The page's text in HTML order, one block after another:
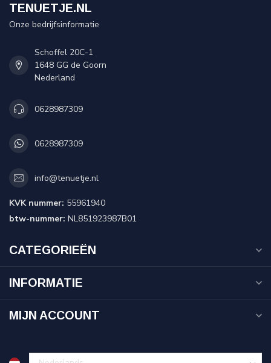
TENUETJE.NL
Onze bedrijfsinformatie
Schoffel 20C-1
1648 GG de Goorn
Nederland
0628987309
0628987309
info@tenuetje.nl
KVK nummer: 55961940
btw-nummer: NL851923987B01
CATEGORIEËN
INFORMATIE
MIJN ACCOUNT